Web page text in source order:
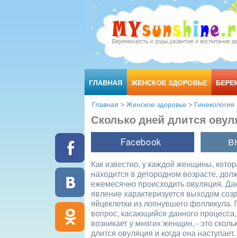
ГЛАВНАЯ ЖЕНСКОЕ ЗДОРОВЬЕ
Главная > Женское здоровье > Гинекология
Сколько дней длится
Как известно, у каждой женщины,
находится в детородном возрасте,
ежемесячно происходить овуляция.
явление характеризуется выходом
яйцеклетки из лопнувшего фолликула.
вопрос, касающийся данного
возникает у многих женщин, - это
длится овуляция и когда она наступает.